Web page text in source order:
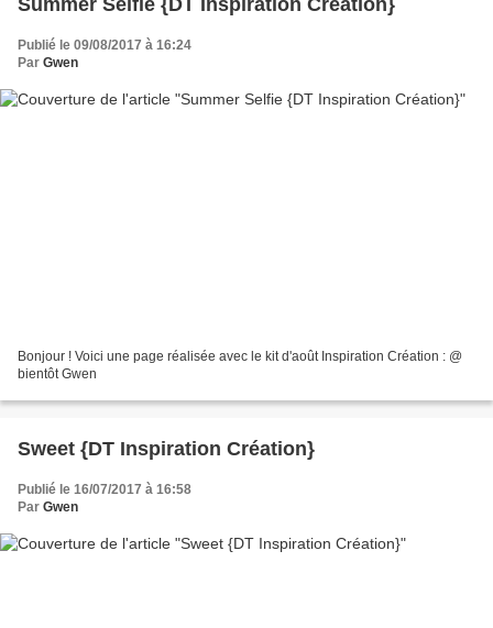
Publié le 09/08/2017 à 16:24
Par Gwen
Bonjour ! Voici une page réalisée avec le kit d'août Inspiration Création : @
bientôt Gwen
Sweet {DT Inspiration Création}
Publié le 16/07/2017 à 16:58
Par Gwen